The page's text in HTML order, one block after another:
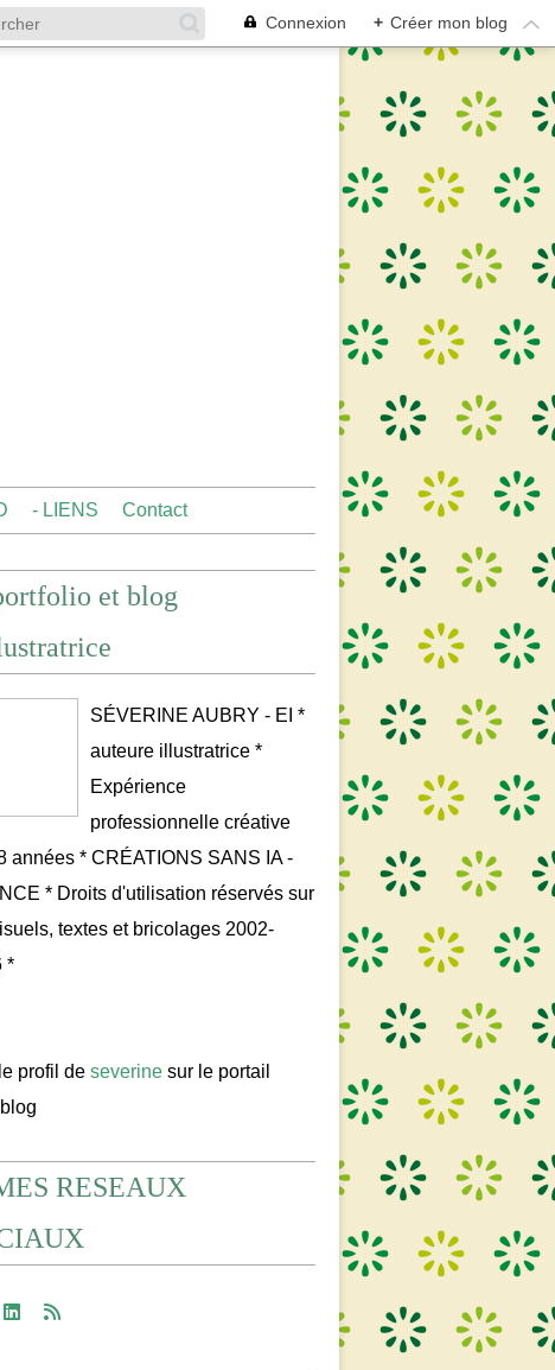
Connexion + Créer mon blog
- LIENS Contact
et blog
SÉVERINE AUBRY - EI *
auteure illustratrice *
Expérience
professionnelle créative
années * CRÉATIONS SANS IA -
* Droits d'utilisation réservés sur
textes et bricolages 2002-
*
profil de severine sur le portail
RESEAUX